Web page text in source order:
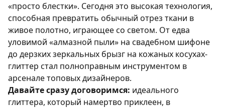
«просто блестки». Сегодня это высокая технология,
способная превратить обычный отрез ткани в
живое полотно, играющее со светом. От едва
уловимой «алмазной пыли» на свадебном шифоне
до дерзких зеркальных брызг на кожаных косухах-
глиттер стал полноправным инструментом в
арсенале топовых дизайнеров.
Давайте сразу договоримся: идеального
глиттера, который намертво приклеен, в